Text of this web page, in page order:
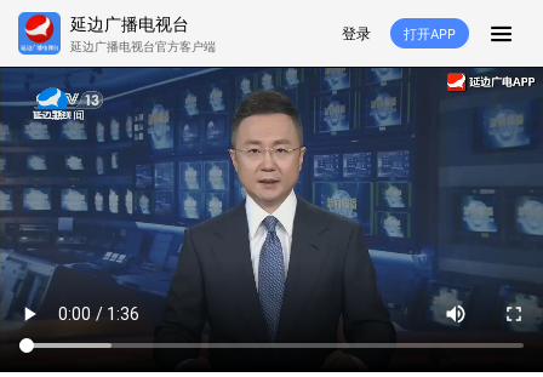
延边广播电视台
延边广播电视台官方客户端
登录 打开APP
HOME
추천 뉴스 영상뉴스 스포츠
추천영상 융매생방 백성열선 국내외
소품 생활
려행